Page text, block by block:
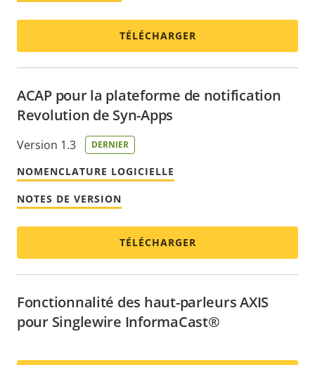
TÉLÉCHARGER
ACAP pour la plateforme de notification
Revolution de Syn-Apps
Version 1.3 DERNIER
NOMENCLATURE LOGICIELLE
NOTES DE VERSION
TÉLÉCHARGER
Fonctionnalité des haut-parleurs AXIS
pour Singlewire InformaCast®